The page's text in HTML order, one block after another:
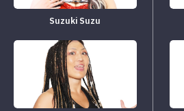
Suzuki Suzu